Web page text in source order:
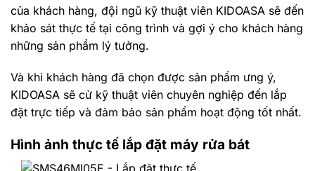
của khách hàng, đội ngũ kỹ thuật viên KIDOASA sẽ đến
khảo sát thực tế tại công trình và gợi ý cho khách hàng
những sản phẩm lý tưởng.
Và khi khách hàng đã chọn được sản phẩm ưng ý,
KIDOASA sẽ cử kỹ thuật viên chuyên nghiệp đến lắp
đặt trực tiếp và đảm bảo sản phẩm hoạt động tốt nhất.
Hình ảnh thực tế lắp đặt máy rửa bát